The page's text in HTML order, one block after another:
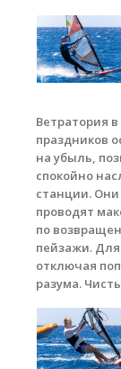
Ветратория
праздников
на убыль,
спокойно
станции. Они
проводят
по
пейзажи. Для
отключая
разума.